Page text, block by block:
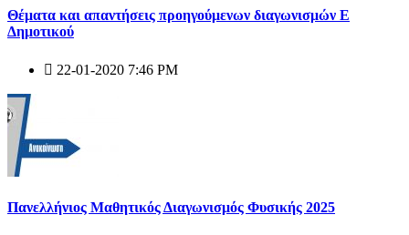
Θέματα και απαντήσεις προηγούμενων διαγωνισμών E
Δημοτικού
22-01-2020 7:46 PM
Πανελλήνιος Μαθητικός Διαγωνισμός Φυσικής 2025